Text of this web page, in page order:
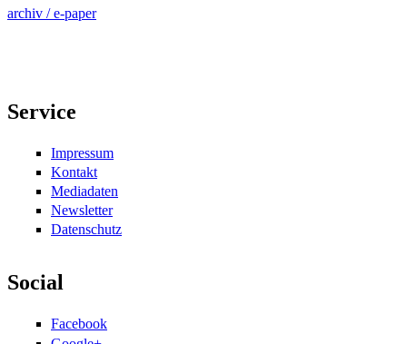
archiv / e-paper
Service
Impressum
Kontakt
Mediadaten
Newsletter
Datenschutz
Social
Facebook